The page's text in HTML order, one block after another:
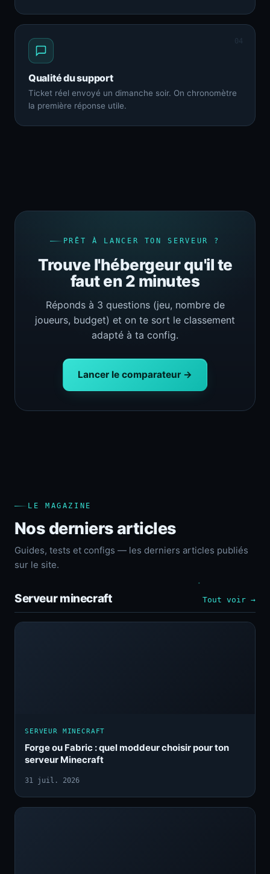
04
Qualité du support
Ticket réel envoyé un dimanche soir. On chronomètre
la première réponse utile.
PRÊT À LANCER TON SERVEUR ?
Trouve l'hébergeur qu'il te
faut en 2 minutes
Réponds à 3 questions (jeu, nombre de
joueurs, budget) et on te sort le classement
adapté à ta config.
Lancer le comparateur →
LE MAGAZINE
Nos derniers articles
Guides, tests et configs — les derniers articles publiés
sur le site.
Serveur minecraft Tout voir →
SERVEUR MINECRAFT
Forge ou Fabric : quel moddeur choisir pour ton
serveur Minecraft
31 juil. 2026